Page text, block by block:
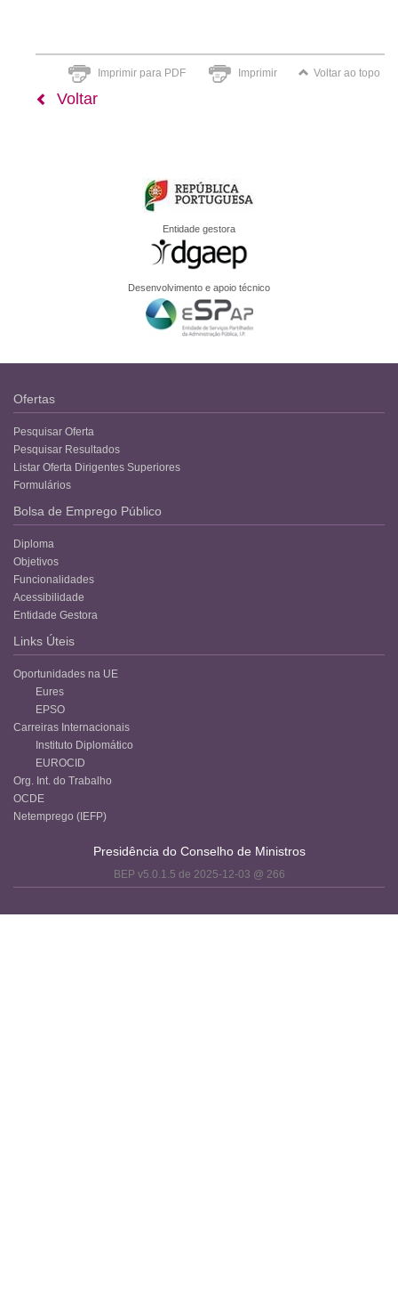
Imprimir para PDF Imprimir Voltar ao topo
Voltar
Entidade gestora
Desenvolvimento e apoio técnico
Ofertas
Pesquisar Oferta
Pesquisar Resultados
Listar Oferta Dirigentes Superiores
Formulários
Bolsa de Emprego Público
Diploma
Objetivos
Funcionalidades
Acessibilidade
Entidade Gestora
Links Úteis
Oportunidades na UE
Eures
EPSO
Carreiras Internacionais
Instituto Diplomático
EUROCID
Org. Int. do Trabalho
OCDE
Netemprego (IEFP)
Presidência do Conselho de Ministros
BEP v5.0.1.5 de 2025-12-03 @ 266